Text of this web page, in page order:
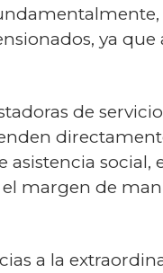
ya que
de
social,
margen de
a la